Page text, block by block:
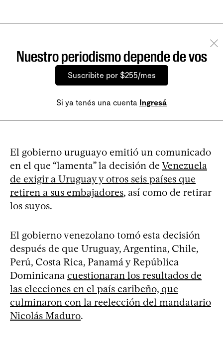
Nuestro periodismo depende de vos
Suscribite por $255/mes
Si ya tenés una cuenta Ingresá
El gobierno uruguayo emitió un comunicado
en el que “lamenta” la decisión de Venezuela
de exigir a Uruguay y otros seis países que
retiren a sus embajadores, así como de retirar
los suyos.
El gobierno venezolano tomó esta decisión
después de que Uruguay, Argentina, Chile,
Perú, Costa Rica, Panamá y República
Dominicana cuestionaran los resultados de
las elecciones en el país caribeño, que
culminaron con la reelección del mandatario
Nicolás Maduro.